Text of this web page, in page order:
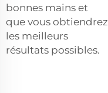
bonnes mains et
que vous obtiendrez
les meilleurs
résultats possibles.